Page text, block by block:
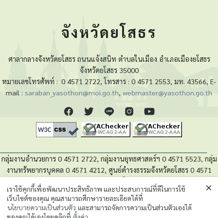
จังหวัดยโสธร
ศาลากลางจังหวัดยโสธร ถนนแจ้งสนิท ตำบลในเมือง อำเภอเมืองยโสธร
จังหวัดยโสธร 35000
หมายเลขโทรศัพท์ : 0 4571 2722, โทรสาร : 0 4571 2553, มท. 43566, E-
mail : saraban_yasothon@moi.go.th, webmaster@yasothon.go.th
กลุ่มงานอำนวยการ 0 4571 2722, กลุ่มงานยุทธศาสตร์ฯ 0 4571 5523, กลุ่ม
งานทรัพยากรบุคคล 0 4571 4212, ศูนย์ดำรงธรรมจังหวัดยโสธร 0 4571
นโยบายความเป็นส่วนตัวของข้อมูล
เราใช้คุกกี้เพื่อพัฒนาประสิทธิภาพ และประสบการณ์ที่ดีในการใช้
เว็บไซต์ของคุณ คุณสามารถศึกษารายละเอียดได้ที่
นโยบายความเป็นส่วนตัว และสามารถจัดการความเป็นส่วนตัวเองได้